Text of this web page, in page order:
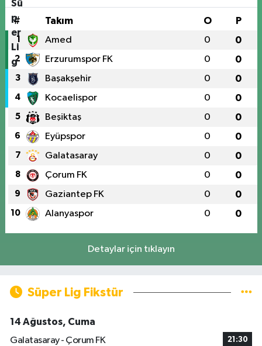
# Takım O P
1 Amed 0 0
2 Erzurumspor FK 0 0
3 Başakşehir 0 0
4 Kocaelispor 0 0
5 Beşiktaş 0 0
6 Eyüpspor 0 0
7 Galatasaray 0 0
8 Çorum FK 0 0
9 Gaziantep FK 0 0
10 Alanyaspor 0 0
Detaylar için tıklayın
Süper Lig Fikstür
14 Ağustos, Cuma
Galatasaray - Çorum FK
21:30